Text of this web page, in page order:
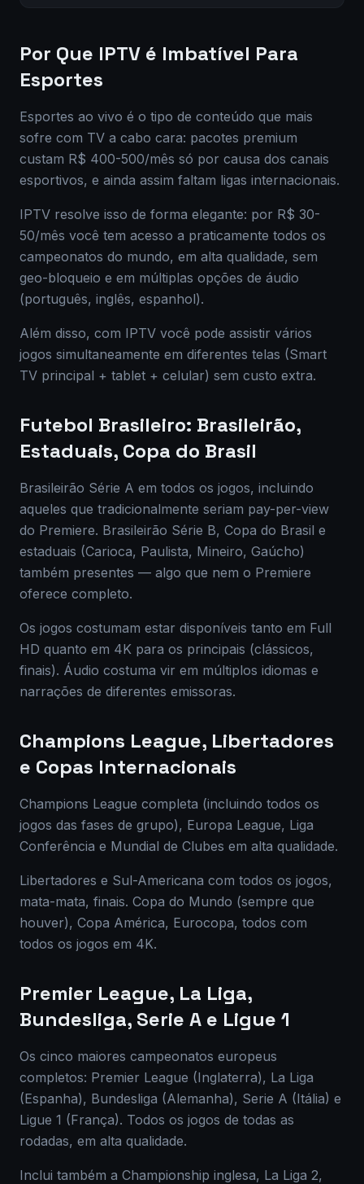
Por Que IPTV é Imbatível Para
Esportes
Esportes ao vivo é o tipo de conteúdo que mais
sofre com TV a cabo cara: pacotes premium
custam R$ 400-500/mês só por causa dos canais
esportivos, e ainda assim faltam ligas internacionais.
IPTV resolve isso de forma elegante: por R$ 30-
50/mês você tem acesso a praticamente todos os
campeonatos do mundo, em alta qualidade, sem
geo-bloqueio e em múltiplas opções de áudio
(português, inglês, espanhol).
Além disso, com IPTV você pode assistir vários
jogos simultaneamente em diferentes telas (Smart
TV principal + tablet + celular) sem custo extra.
Futebol Brasileiro: Brasileirão,
Estaduais, Copa do Brasil
Brasileirão Série A em todos os jogos, incluindo
aqueles que tradicionalmente seriam pay-per-view
do Premiere. Brasileirão Série B, Copa do Brasil e
estaduais (Carioca, Paulista, Mineiro, Gaúcho)
também presentes — algo que nem o Premiere
oferece completo.
Os jogos costumam estar disponíveis tanto em Full
HD quanto em 4K para os principais (clássicos,
finais). Áudio costuma vir em múltiplos idiomas e
narrações de diferentes emissoras.
Champions League, Libertadores
e Copas Internacionais
Champions League completa (incluindo todos os
jogos das fases de grupo), Europa League, Liga
Conferência e Mundial de Clubes em alta qualidade.
Libertadores e Sul-Americana com todos os jogos,
mata-mata, finais. Copa do Mundo (sempre que
houver), Copa América, Eurocopa, todos com
todos os jogos em 4K.
Premier League, La Liga,
Bundesliga, Serie A e Ligue 1
Os cinco maiores campeonatos europeus
completos: Premier League (Inglaterra), La Liga
(Espanha), Bundesliga (Alemanha), Serie A (Itália) e
Ligue 1 (França). Todos os jogos de todas as
rodadas, em alta qualidade.
Inclui também a Championship inglesa, La Liga 2,